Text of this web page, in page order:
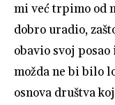
mi već trpimo od
dobro uradio,
obavio svoj
možda ne bi bilo
osnova društva